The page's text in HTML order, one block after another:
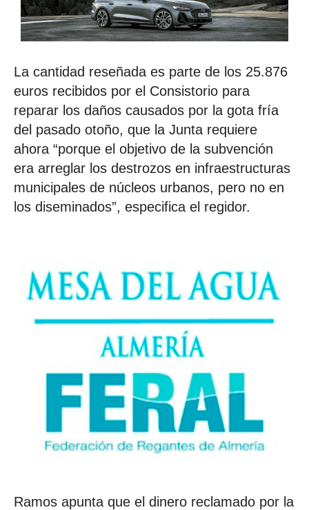
La cantidad reseñada es parte de los 25.876
euros recibidos por el Consistorio para
reparar los daños causados por la gota fría
del pasado otoño, que la Junta requiere
ahora “porque el objetivo de la subvención
era arreglar los destrozos en infraestructuras
municipales de núcleos urbanos, pero no en
los diseminados”, especifica el regidor.
Ramos apunta que el dinero reclamado por la